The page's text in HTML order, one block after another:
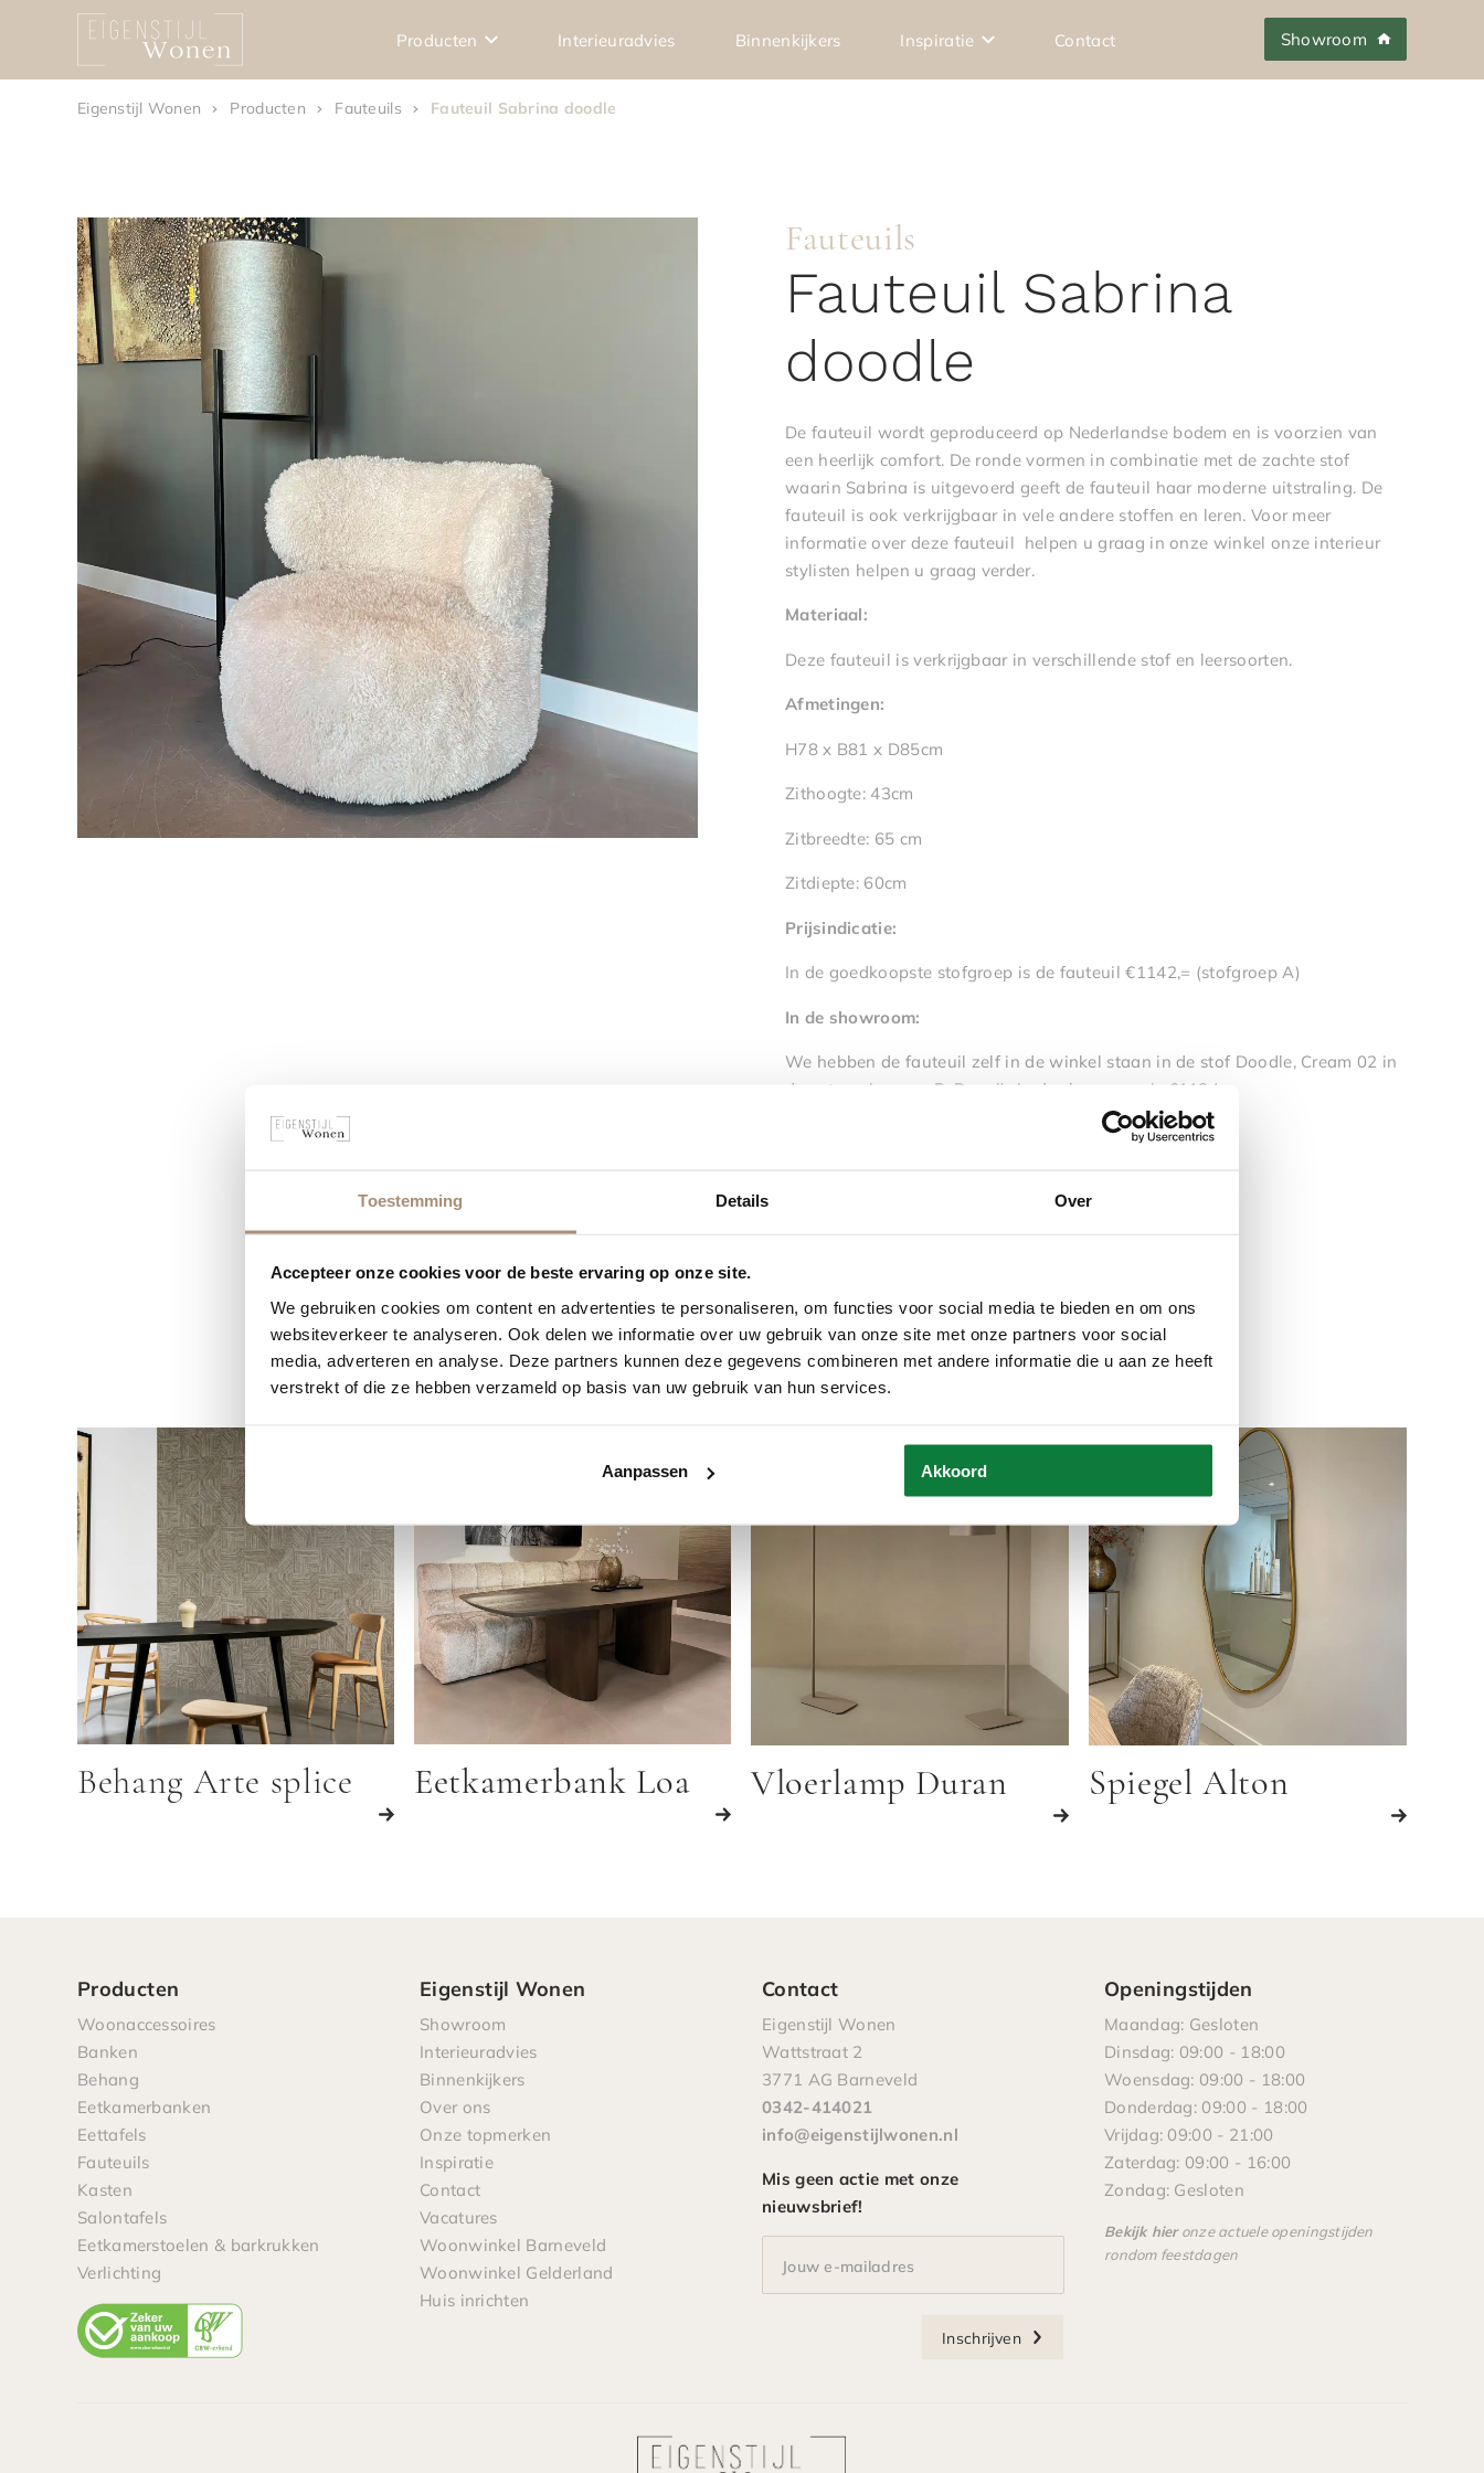
Toestemming Details Over
Accepteer onze cookies voor de beste ervaring op onze site.
We gebruiken cookies om content en advertenties te personaliseren, om functies voor social media te bieden en om ons
websiteverkeer te analyseren. Ook delen we informatie over uw gebruik van onze site met onze partners voor social
media, adverteren en analyse. Deze partners kunnen deze gegevens combineren met andere informatie die u aan ze heeft
verstrekt of die ze hebben verzameld op basis van uw gebruik van hun services.
Aanpassen Akkoord
Producten Interieuradvies Binnenkijkers Inspiratie Contact Showroom
Eigenstijl Wonen Producten Fauteuils Fauteuil Sabrina doodle
Fauteuils
Fauteuil Sabrina
doodle
De fauteuil wordt geproduceerd op Nederlandse bodem en is voorzien van
een heerlijk comfort. De ronde vormen in combinatie met de zachte stof
waarin Sabrina is uitgevoerd geeft de fauteuil haar moderne uitstraling. De
fauteuil is ook verkrijgbaar in vele andere stoffen en leren. Voor meer
informatie over deze fauteuil helpen u graag in onze winkel onze interieur
stylisten helpen u graag verder.
Materiaal:
Deze fauteuil is verkrijgbaar in verschillende stof en leersoorten.
Afmetingen:
H78 x B81 x D85cm
Zithoogte: 43cm
Zitbreedte: 65 cm
Zitdiepte: 60cm
Prijsindicatie:
In de goedkoopste stofgroep is de fauteuil €1142,= (stofgroep A)
In de showroom:
We hebben de fauteuil zelf in de winkel staan in de stof Doodle, Cream 02 in
de categoriegroep B. De prijs in de showroom is €1184,=.
Vergelijkbare producten
Behang Arte splice Eetkamerbank Loa Vloerlamp Duran Spiegel Alton
Producten
Woonaccessoires
Banken
Behang
Eetkamerbanken
Eettafels
Fauteuils
Kasten
Salontafels
Eetkamerstoelen & barkrukken
Verlichting
Eigenstijl Wonen
Showroom
Interieuradvies
Binnenkijkers
Over ons
Onze topmerken
Inspiratie
Contact
Vacatures
Woonwinkel Barneveld
Woonwinkel Gelderland
Huis inrichten
Contact
Eigenstijl Wonen
Wattstraat 2
3771 AG Barneveld
0342-414021
info@eigenstijlwonen.nl
Mis geen actie met onze
nieuwsbrief!
Jouw e-mailadres
Inschrijven
Openingstijden
Maandag: Gesloten
Dinsdag: 09:00 - 18:00
Woensdag: 09:00 - 18:00
Donderdag: 09:00 - 18:00
Vrijdag: 09:00 - 21:00
Zaterdag: 09:00 - 16:00
Zondag: Gesloten
Bekijk hieronze actuele openingstijden
rondom feestdagen